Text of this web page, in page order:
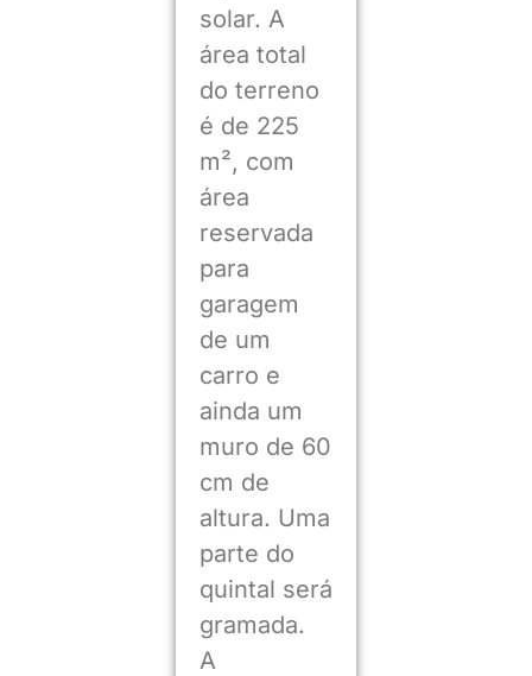
solar. A
área total
do terreno
é de 225
m², com
área
reservada
para
garagem
de um
carro e
ainda um
muro de 60
cm de
altura. Uma
parte do
quintal será
gramada.
A